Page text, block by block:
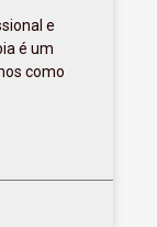
e
é um
como